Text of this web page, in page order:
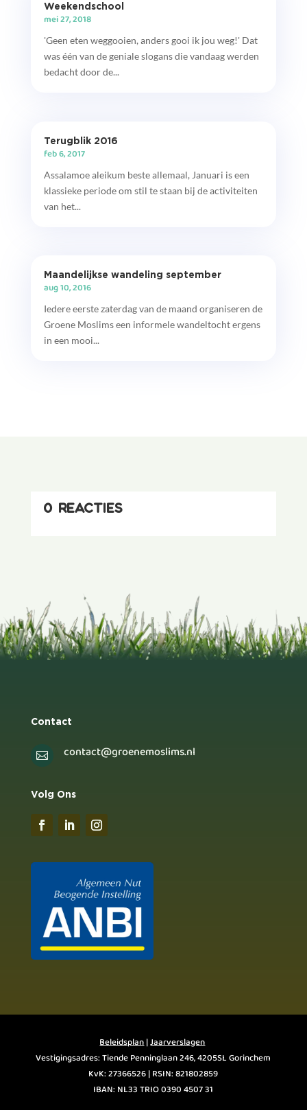
Weekendschool
mei 27, 2018
'Geen eten weggooien, anders gooi ik jou weg!' Dat
was één van de geniale slogans die vandaag werden
bedacht door de...
Terugblik 2016
feb 6, 2017
Assalamoe aleikum beste allemaal, Januari is een
klassieke periode om stil te staan bij de activiteiten
van het...
Maandelijkse wandeling september
aug 10, 2016
Iedere eerste zaterdag van de maand organiseren de
Groene Moslims een informele wandeltocht ergens
in een mooi...
0 reacties
Contact
 contact@groenemoslims.nl
Volg Ons
Beleidsplan|Jaarverslagen
Vestigingsadres: Tiende Penninglaan 246, 4205SL Gorinchem
KvK: 27366526 | RSIN: 821802859
IBAN: NL33 TRIO 0390 4507 31